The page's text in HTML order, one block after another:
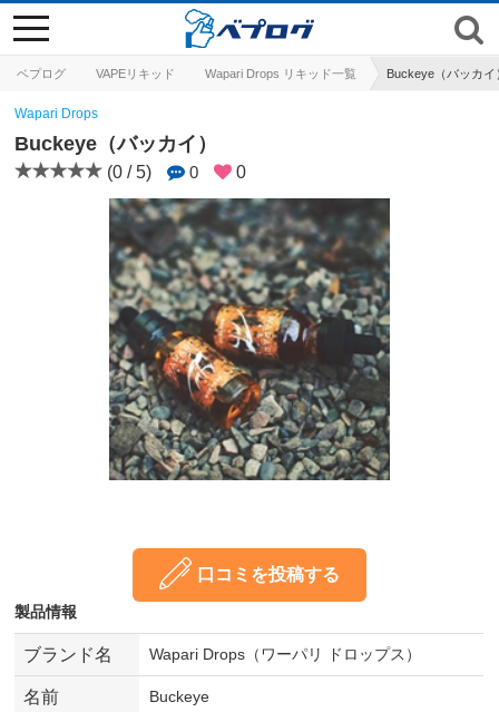
ベプログ VAPEリキッド Wapari Drops リキッド一覧 Buckeye（バッカイ
toggle
navigation
Wapari Drops
Buckeye（バッカイ）
(0 / 5) 0 0
口コミを投稿する
製品情報
ブランド名 Wapari Drops（ワーパリ ドロップス）
名前 Buckeye